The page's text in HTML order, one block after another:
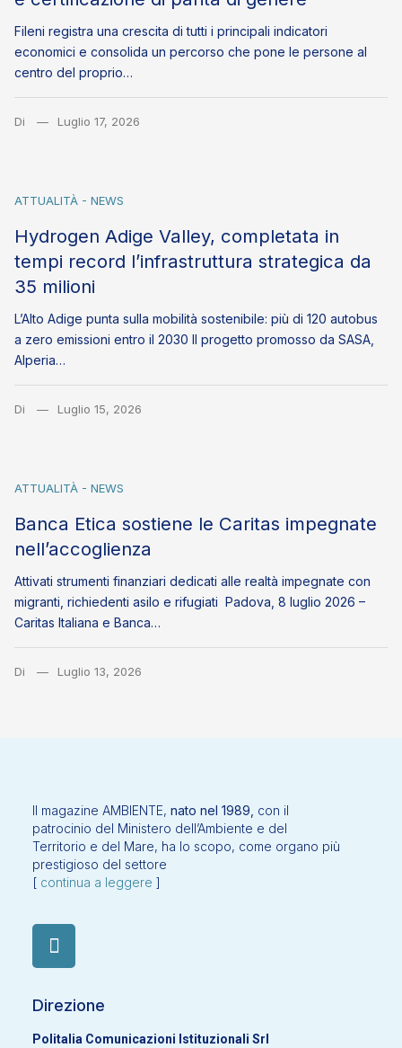
Fileni registra una crescita di tutti i principali indicatori
economici e consolida un percorso che pone le persone al
centro del proprio…
Di Luglio 17, 2026
ATTUALITÀ - NEWS
Hydrogen Adige Valley, completata in
tempi record l’infrastruttura strategica da
35 milioni
L’Alto Adige punta sulla mobilità sostenibile: più di 120 autobus
a zero emissioni entro il 2030 Il progetto promosso da SASA,
Alperia…
Di Luglio 15, 2026
ATTUALITÀ - NEWS
Banca Etica sostiene le Caritas impegnate
nell’accoglienza
Attivati strumenti finanziari dedicati alle realtà impegnate con
migranti, richiedenti asilo e rifugiati Padova, 8 luglio 2026 –
Caritas Italiana e Banca…
Di Luglio 13, 2026
Il magazine AMBIENTE, nato nel 1989, con il
patrocinio del Ministero dell’Ambiente e del
Territorio e del Mare, ha lo scopo, come organo più
prestigioso del settore
[ continua a leggere ]
Direzione
Politalia Comunicazioni Istituzionali Srl